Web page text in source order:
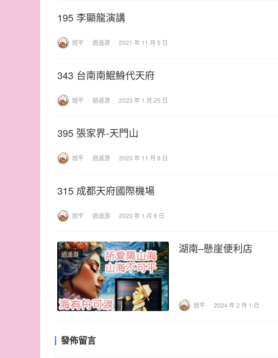
195 李顯龍演講
旭平 逍遥游 2021 年 11 月 5 日
343 台南南鯤鯓代天府
旭平 逍遥游 2023 年 1 月 25 日
395 張家界-天門山
旭平 逍遥游 2023 年 11 月 9 日
315 成都天府國際機場
旭平 逍遥游 2023 年 1 月 6 日
逍遥游 湖南–懸崖便利店
旭平 2024 年 2 月 1 日
發佈留言